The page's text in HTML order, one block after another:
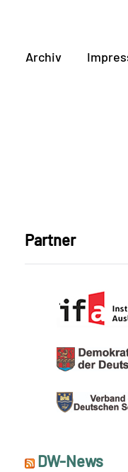
Archiv
Partner
DW-News